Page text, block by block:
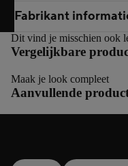
Fabrikant
Dit vind je misschien ook
Vergelijkbare
Maak je look compleet
Aanvullende